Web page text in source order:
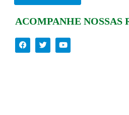
ACOMPANHE NOSSAS